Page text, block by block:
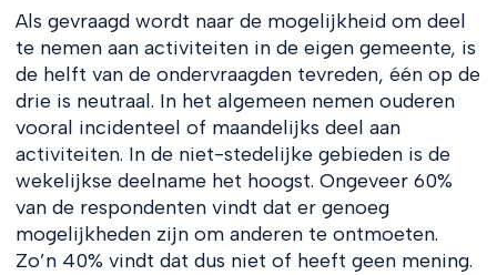
Als gevraagd wordt naar de mogelijkheid om deel
te nemen aan activiteiten in de eigen gemeente, is
de helft van de ondervraagden tevreden, één op de
drie is neutraal. In het algemeen nemen ouderen
vooral incidenteel of maandelijks deel aan
activiteiten. In de niet-stedelijke gebieden is de
wekelijkse deelname het hoogst. Ongeveer 60%
van de respondenten vindt dat er genoeg
mogelijkheden zijn om anderen te ontmoeten.
Zo’n 40% vindt dat dus niet of heeft geen mening.